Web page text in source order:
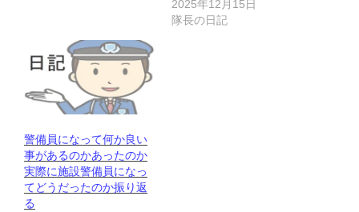
2025年12月15日
隊長の日記
警備員になって何か良い
事があるのかあったのか
実際に施設警備員になっ
てどうだったのか振り返
る